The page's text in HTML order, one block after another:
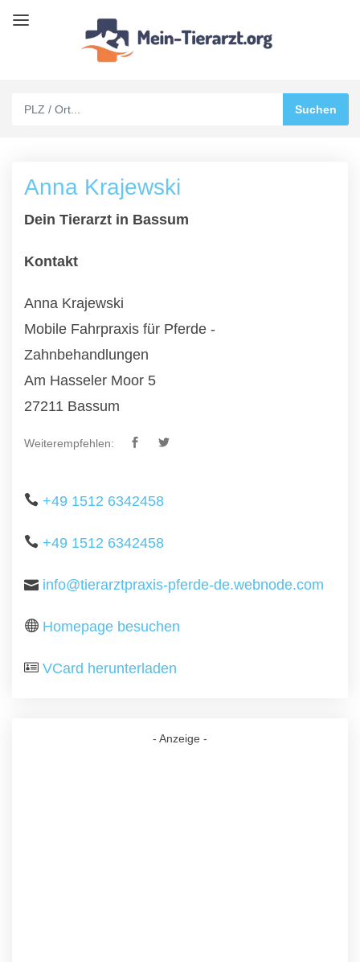
Anna Krajewski
Dein Tierarzt in Bassum
Kontakt
Anna Krajewski
Mobile Fahrpraxis für Pferde -
Zahnbehandlungen
Am Hasseler Moor 5
27211 Bassum
Weiterempfehlen:
+49 1512 6342458
+49 1512 6342458
info@tierarztpraxis-pferde-de.webnode.com
Homepage besuchen
VCard herunterladen
- Anzeige -